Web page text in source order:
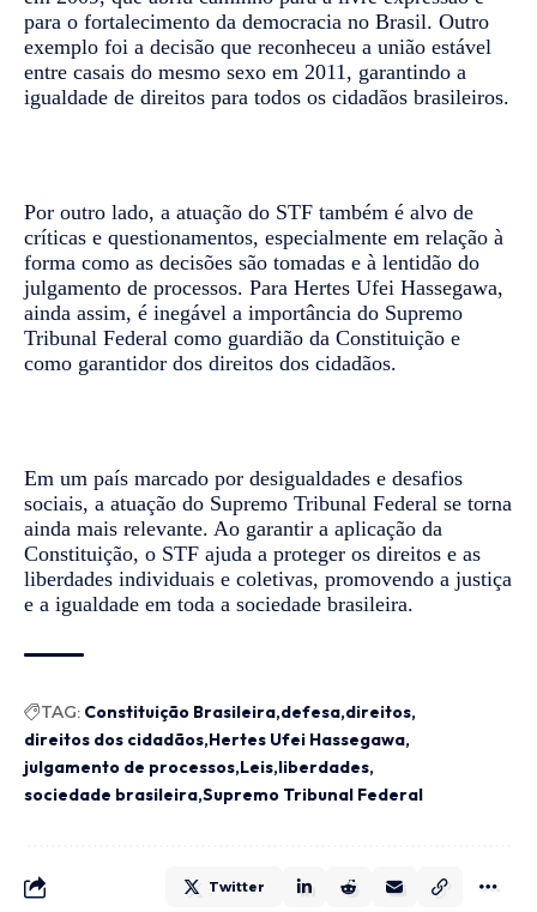
para o fortalecimento da democracia no Brasil. Outro
exemplo foi a decisão que reconheceu a união estável
entre casais do mesmo sexo em 2011, garantindo a
igualdade de direitos para todos os cidadãos brasileiros.
Por outro lado, a atuação do STF também é alvo de
críticas e questionamentos, especialmente em relação à
forma como as decisões são tomadas e à lentidão do
julgamento de processos. Para Hertes Ufei Hassegawa,
ainda assim, é inegável a importância do Supremo
Tribunal Federal como guardião da Constituição e
como garantidor dos direitos dos cidadãos.
Em um país marcado por desigualdades e desafios
sociais, a atuação do Supremo Tribunal Federal se torna
ainda mais relevante. Ao garantir a aplicação da
Constituição, o STF ajuda a proteger os direitos e as
liberdades individuais e coletivas, promovendo a justiça
e a igualdade em toda a sociedade brasileira.
TAG: Constituição Brasileira defesa direitos
direitos dos cidadãos Hertes Ufei Hassegawa
julgamento de processos Leis liberdades
sociedade brasileira Supremo Tribunal Federal
Twitter